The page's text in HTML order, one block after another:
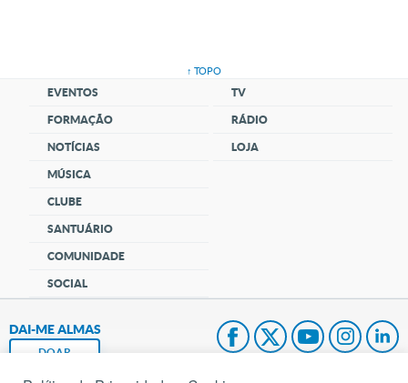
↑ TOPO
EVENTOS
FORMAÇÃO
NOTÍCIAS
MÚSICA
CLUBE
SANTUÁRIO
COMUNIDADE
SOCIAL
TV
RÁDIO
LOJA
DAI-ME ALMAS
DOAR